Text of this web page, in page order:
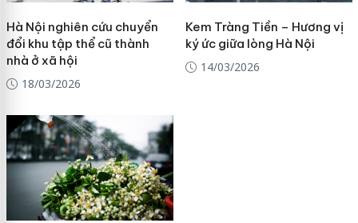
Hà Nội nghiên cứu chuyển
đổi khu tập thể cũ thành
nhà ở xã hội
18/03/2026
Kem Tràng Tiền – Hương vị
ký ức giữa lòng Hà Nội
14/03/2026